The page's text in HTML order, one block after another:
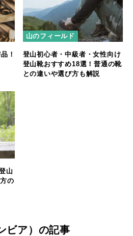
！
山のフィールド
登山初心者・中級者・女性向け
登山靴おすすめ18選！普通の靴
との違いや選び方も解説
山
の
ビア）の記事